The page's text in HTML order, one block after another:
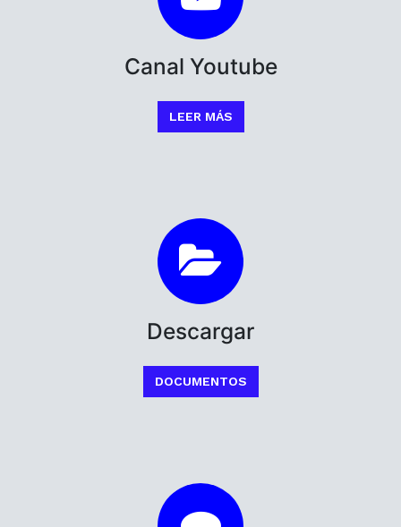
Canal Youtube
LEER MÁS
Descargar
DOCUMENTOS